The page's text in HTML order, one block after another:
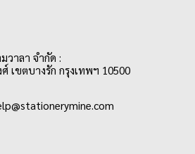
วาลา จำกัด :
เขตบางรัก กรุงเทพฯ 10500